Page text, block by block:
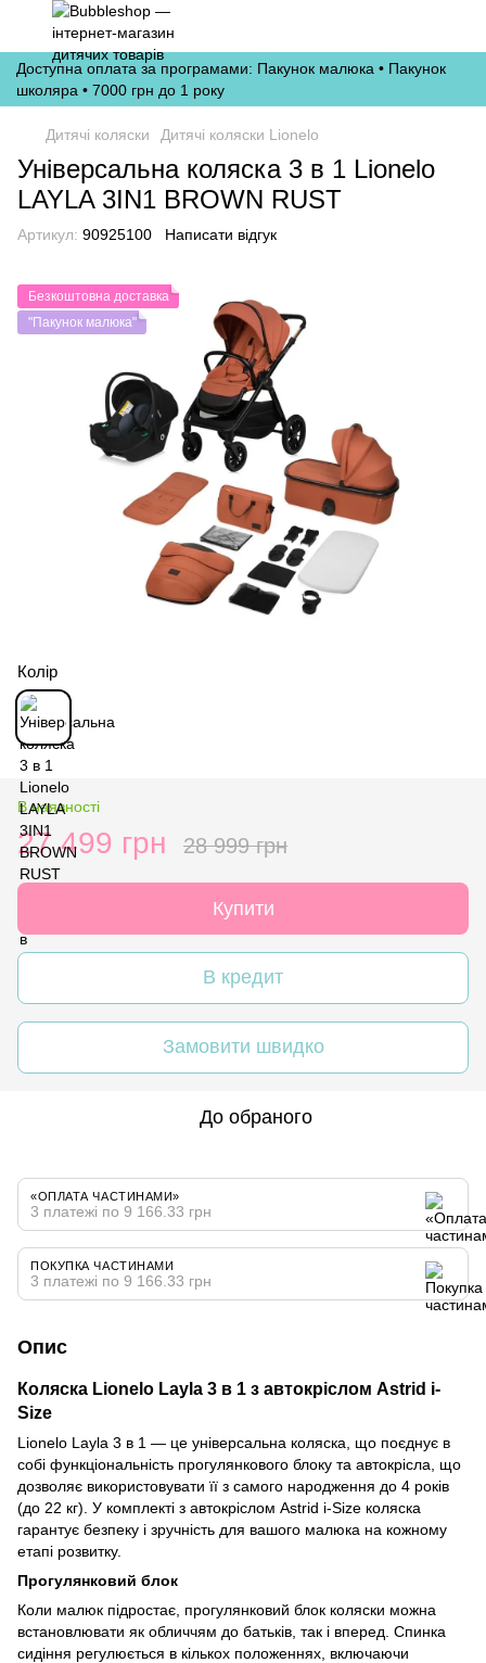
Доступна оплата за програмами: Пакунок малюка • Пакунок
школяра • 7000 грн до 1 року
Дитячі коляски Дитячі коляски Lionelo
Універсальна коляска 3 в 1 Lionelo
LAYLA 3IN1 BROWN RUST
Артикул: 90925100 Написати відгук
Безкоштовна доставка
"Пакунок малюка"
Колір
В наявності
27 499 грн 28 999 грн
Купити
В кредит
Замовити швидко
До обраного
«ОПЛАТА ЧАСТИНАМИ»
3 платежі по 9 166.33 грн
ПОКУПКА ЧАСТИНАМИ
3 платежі по 9 166.33 грн
Опис
Коляска Lionelo Layla 3 в 1 з автокріслом Astrid i-
Size
Lionelo Layla 3 в 1 — це універсальна коляска, що поєднує в
собі функціональність прогулянкового блоку та автокрісла, що
дозволяє використовувати її з самого народження до 4 років
(до 22 кг). У комплекті з автокріслом Astrid i-Size коляска
гарантує безпеку і зручність для вашого малюка на кожному
етапі розвитку.
Прогулянковий блок
Коли малюк підростає, прогулянковий блок коляски можна
встановлювати як обличчям до батьків, так і вперед. Спинка
сидіння регулюється в кількох положеннях, включаючи